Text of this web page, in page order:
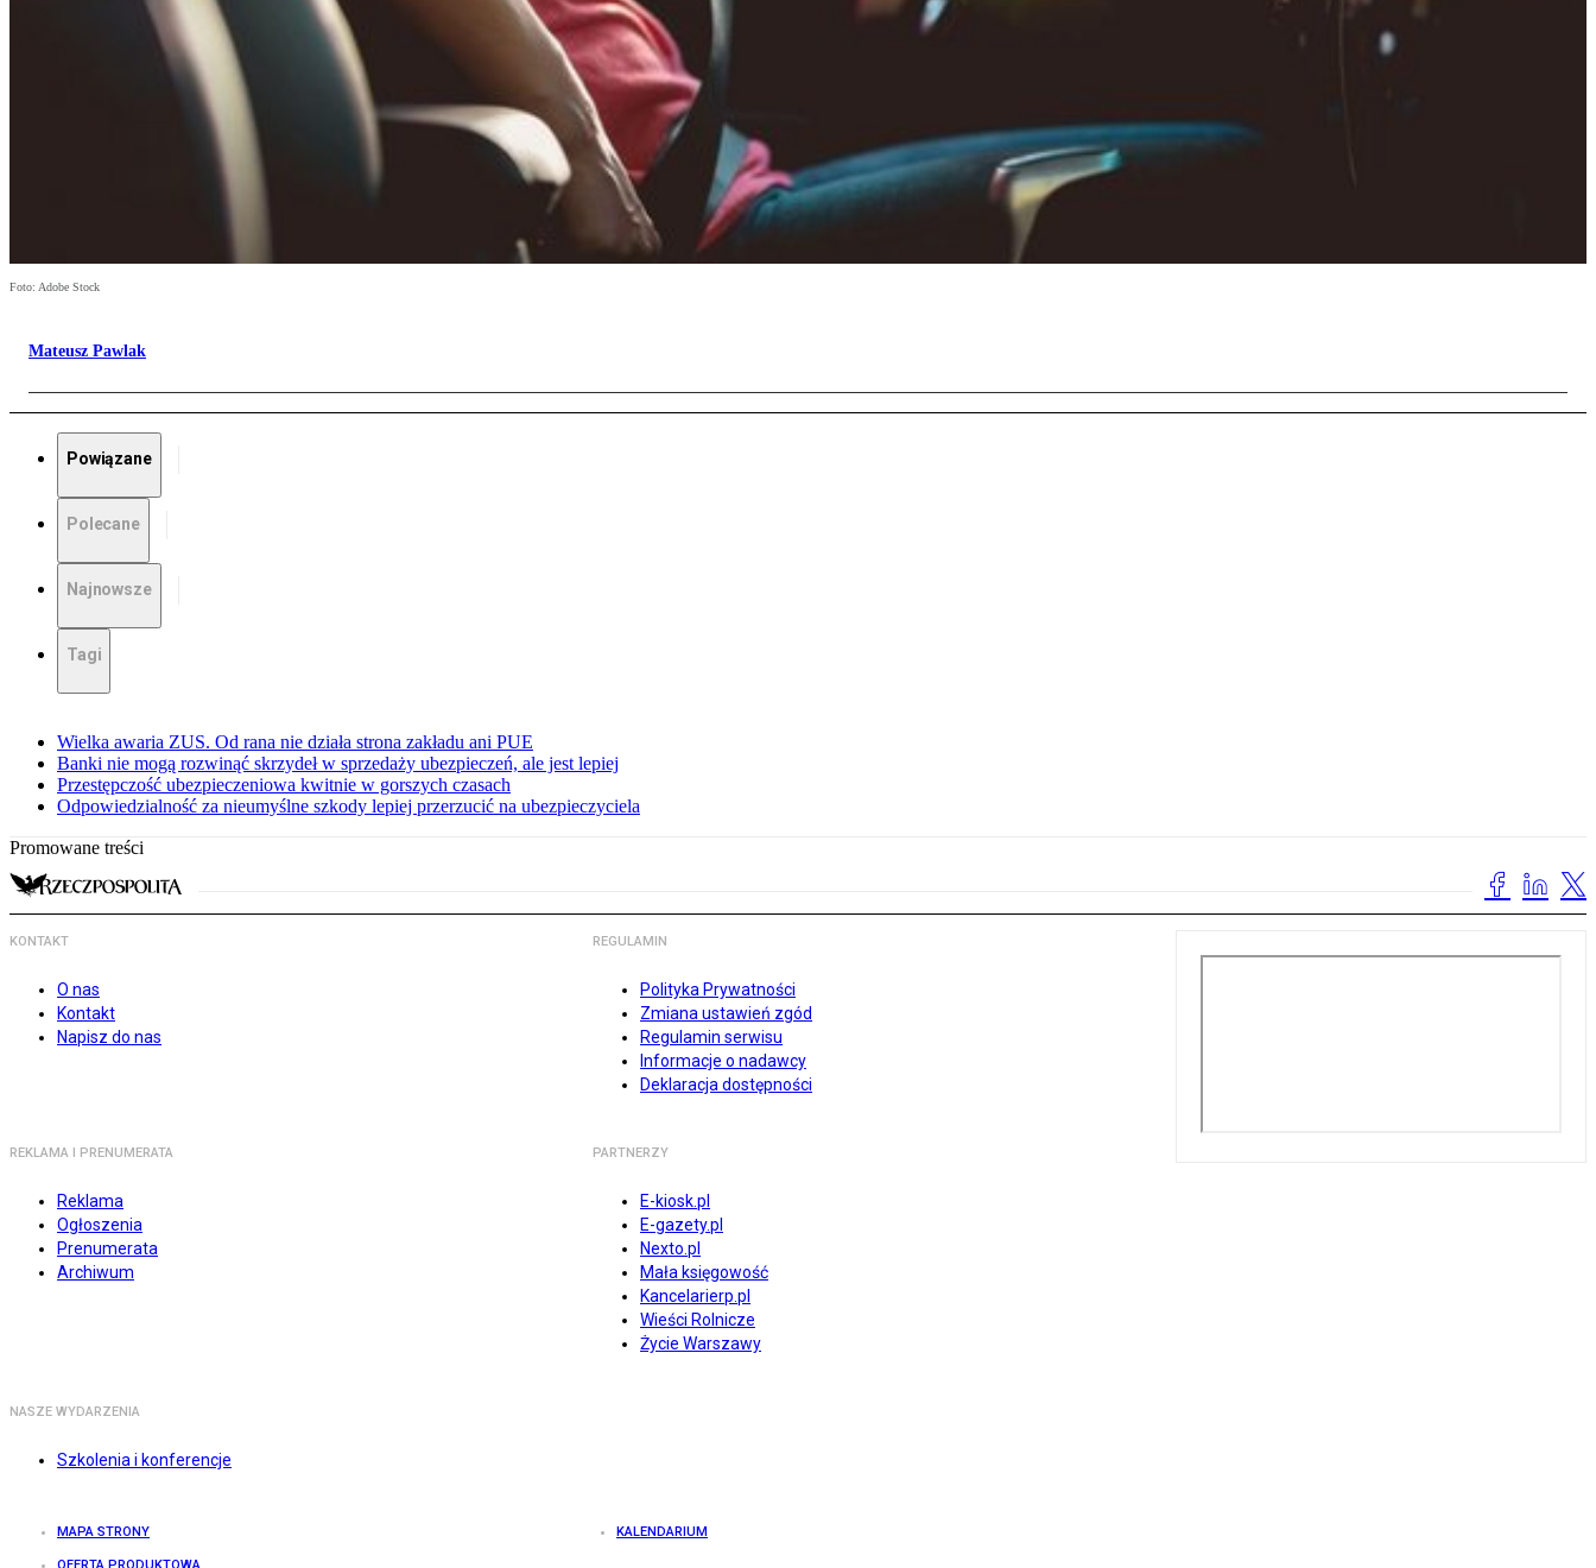
Foto: Adobe Stock
Mateusz Pawlak
Powiązane
Polecane
Najnowsze
Tagi
Wielka awaria ZUS. Od rana nie działa strona zakładu ani PUE
Banki nie mogą rozwinąć skrzydeł w sprzedaży ubezpieczeń, ale jest lepiej
Przestępczość ubezpieczeniowa kwitnie w gorszych czasach
Odpowiedzialność za nieumyślne szkody lepiej przerzucić na ubezpieczyciela
Promowane treści
KONTAKT
O nas
Kontakt
Napisz do nas
REGULAMIN
Polityka Prywatności
Zmiana ustawień zgód
Regulamin serwisu
Informacje o nadawcy
Deklaracja dostępności
REKLAMA I PRENUMERATA
Reklama
Ogłoszenia
Prenumerata
Archiwum
PARTNERZY
E-kiosk.pl
E-gazety.pl
Nexto.pl
Mała księgowość
Kancelarierp.pl
Wieści Rolnicze
Życie Warszawy
NASZE WYDARZENIA
Szkolenia i konferencje
MAPA STRONY KALENDARIUM